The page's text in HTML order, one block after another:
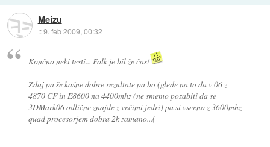
Meizu
::9. feb 2009, 00:32
Končno neki testi... Folk je bil že čas!
Zdaj pa še kašne dobre rezultate pa bo (glede na to da v 06 z
4870 CF in E8600 na 4400mhz (ne smemo pozabiti da se
3DMark06 odlične znajde z večimi jedri) pa si vseeno z 3600mhz
quad procesorjem dobra 2k zamano...(